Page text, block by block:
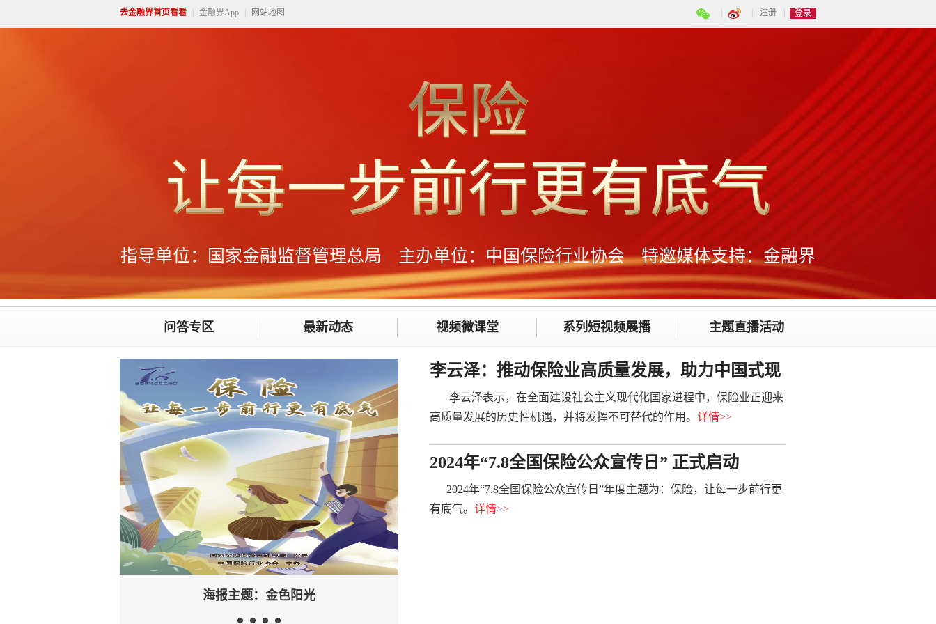
去金融界首页看看 金融界App 网站地图 注册 登录
问答专区 最新动态 视频微课堂 系列短视频展播 主题直播活动
海报主题：金色阳光
李云泽：推动保险业高质量发展，助力中国式现
代化建设
李云泽表示，在全面建设社会主义现代化国家进程中，保险业正迎来
高质量发展的历史性机遇，并将发挥不可替代的作用。 详情>>
2024年“7.8全国保险公众宣传日” 正式启动
2024年“7.8全国保险公众宣传日”年度主题为：保险，让每一步前行更
有底气。 详情>>